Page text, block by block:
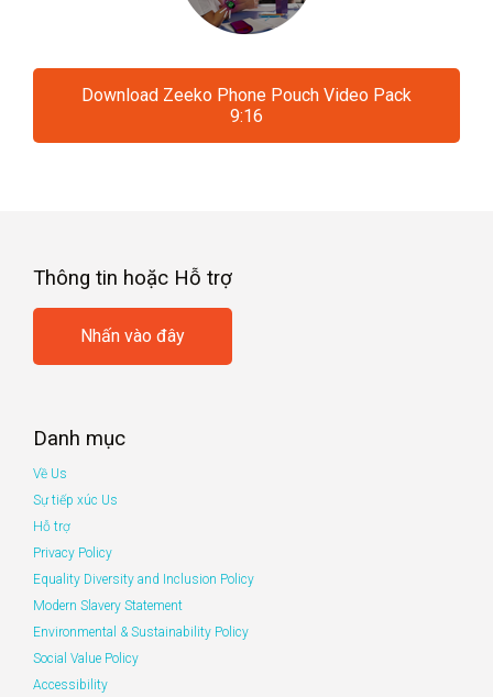
Download Zeeko Phone Pouch Video Pack
9:16
Thông tin hoặc Hỗ trợ
Nhấn vào đây
Danh mục
Về Us
Sự tiếp xúc Us
Hỗ trợ
Privacy Policy
Equality Diversity and Inclusion Policy
Modern Slavery Statement
Environmental & Sustainability Policy
Social Value Policy
Accessibility